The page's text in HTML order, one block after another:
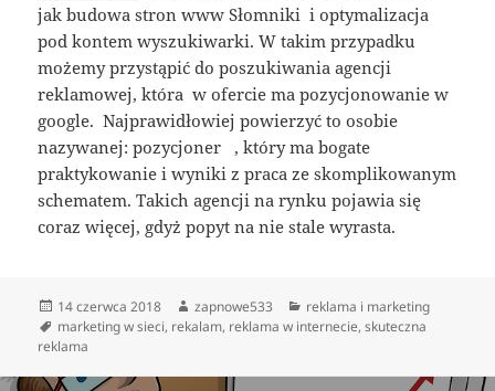
jak budowa stron www Słomniki i optymalizacja
pod kontem wyszukiwarki. W takim przypadku
możemy przystąpić do poszukiwania agencji
reklamowej, która w ofercie ma pozycjonowanie w
google. Najprawidłowiej powierzyć to osobie
nazywanej: pozycjoner , który ma bogate
praktykowanie i wyniki z praca ze skomplikowanym
schematem. Takich agencji na rynku pojawia się
coraz więcej, gdyż popyt na nie stale wyrasta.
Data
publikacji
14 czerwca 2018 Autor
zapnowe533 Kategorie
reklama i marketing
Tagi
marketing w sieci, rekalam, reklama w internecie,skuteczna
reklama